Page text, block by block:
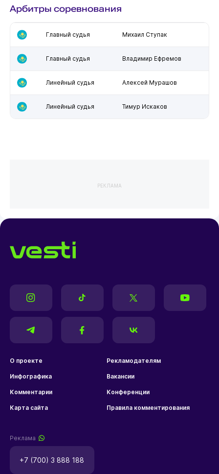
Арбитры соревнования
Главный судья Михаил Ступак
Главный судья Владимир Ефремов
Линейный судья Алексей Мурашов
Линейный судья Тимур Искаков
РЕКЛАМА
О проекте Рекламодателям
Инфографика Вакансии
Комментарии Конференции
Карта сайта Правила комментирования
Реклама
+7 (700) 3 888 188